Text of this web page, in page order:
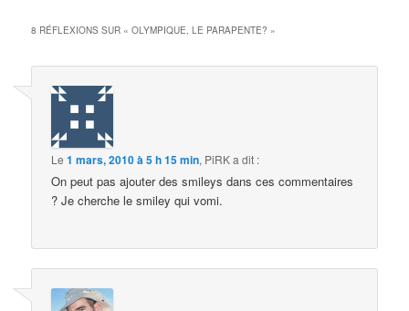
8 RÉFLEXIONS SUR «OLYMPIQUE, LE PARAPENTE? »
Le1 mars, 2010 à 5 h 15 min, PiRKa dit :
On peut pas ajouter des smileys dans ces commentaires
? Je cherche le smiley qui vomi.